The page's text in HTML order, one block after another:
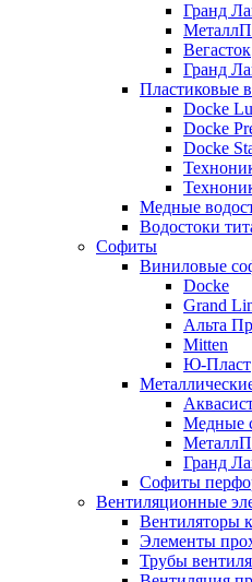
Гранд
Вегасток
Гранд
Пластиковые
Docke
Docke
Docke
Медные
Водостоки
Софиты
Виниловые
Docke
Grand
Альта
Mitten
Ю-Пласт
Медные
Гранд
Софиты
Вентиляционные
Вентиляторы
Элементы
Трубы